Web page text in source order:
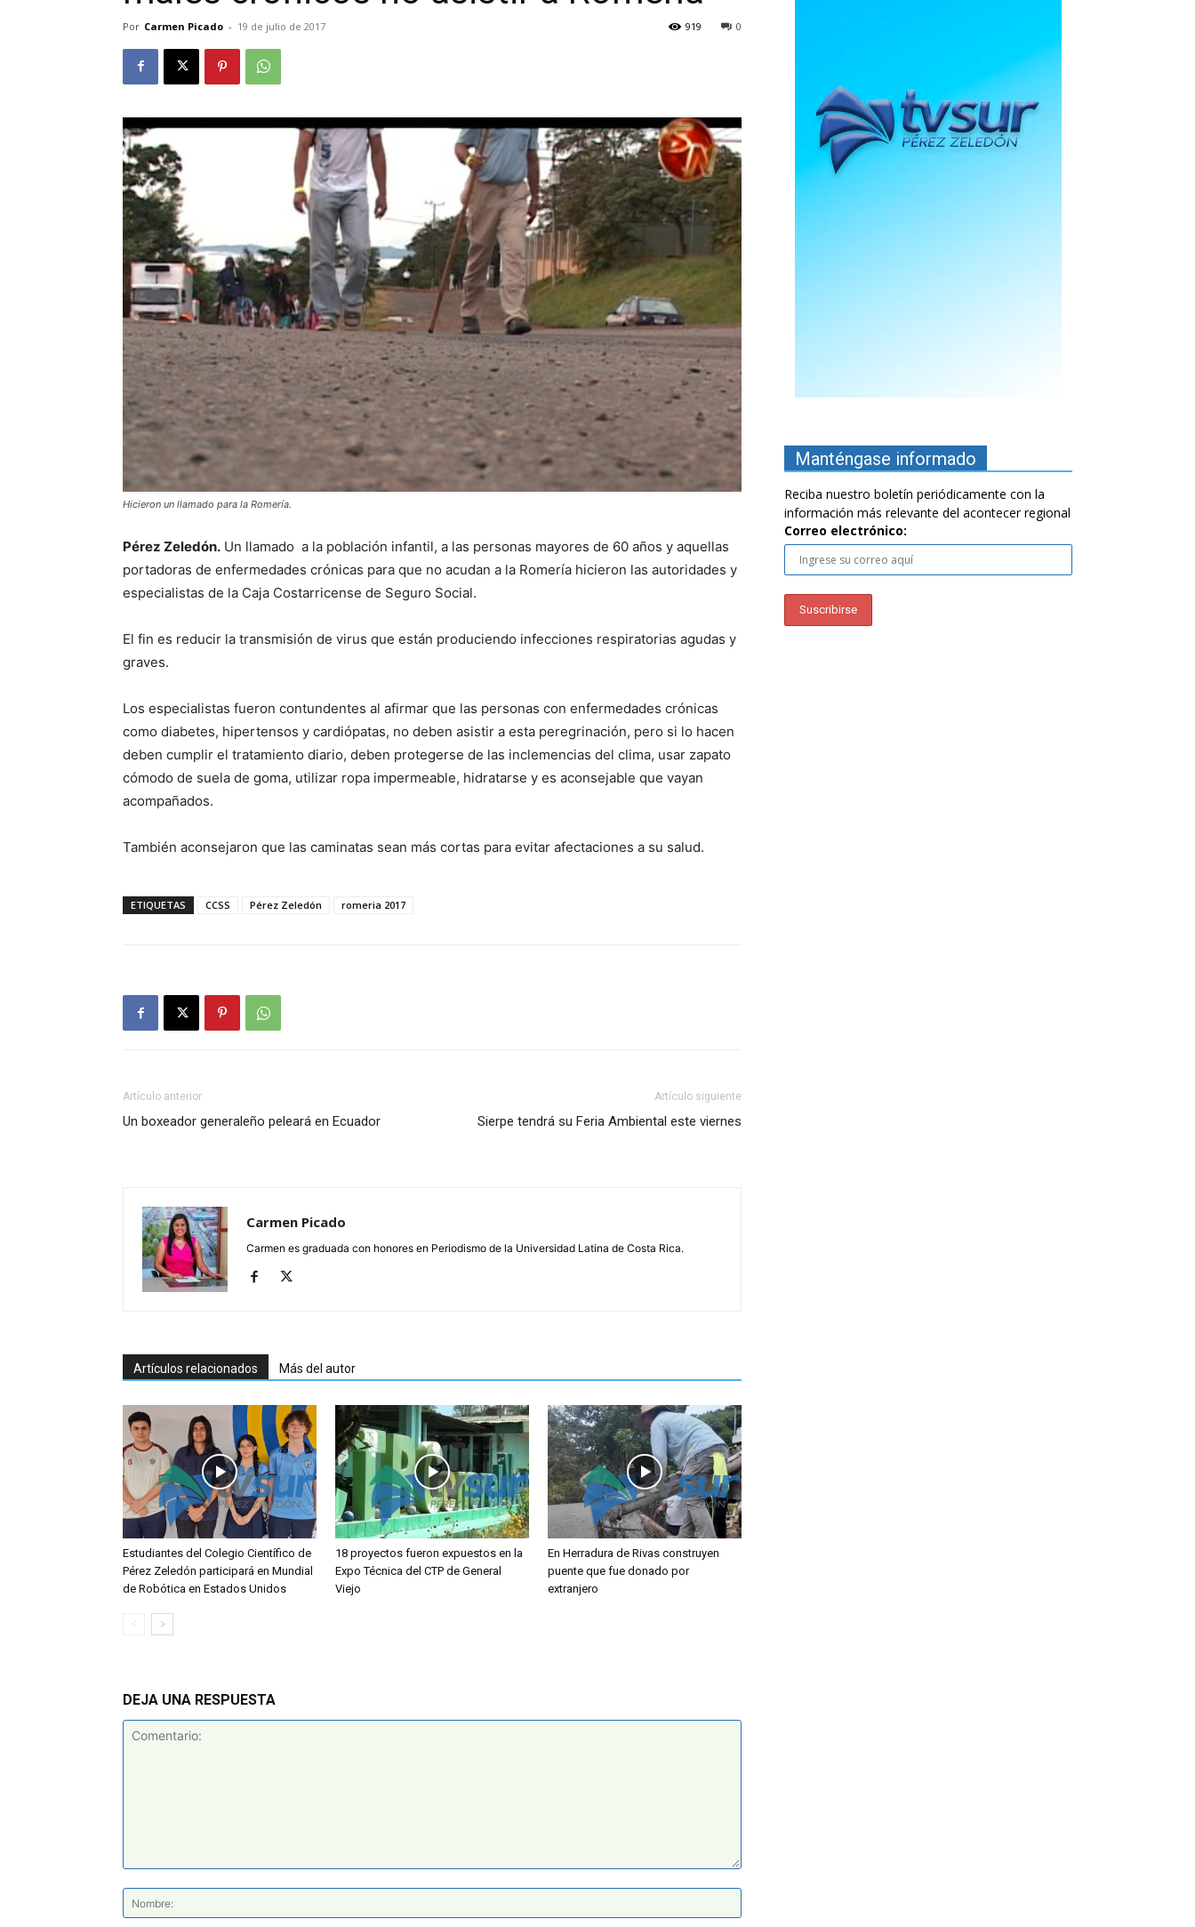
Por Carmen Picado - 19 de julio de 2017 0
919
Hicieron un llamado para la Romería.
Pérez Zeledón. Un llamado a la población infantil, a las personas mayores de 60 años y aquellas
portadoras de enfermedades crónicas para que no acudan a la Romería hicieron las autoridades y
especialistas de la Caja Costarricense de Seguro Social.
El fin es reducir la transmisión de virus que están produciendo infecciones respiratorias agudas y
graves.
Los especialistas fueron contundentes al afirmar que las personas con enfermedades crónicas
como diabetes, hipertensos y cardiópatas, no deben asistir a esta peregrinación, pero si lo hacen
deben cumplir el tratamiento diario, deben protegerse de las inclemencias del clima, usar zapato
cómodo de suela de goma, utilizar ropa impermeable, hidratarse y es aconsejable que vayan
acompañados.
También aconsejaron que las caminatas sean más cortas para evitar afectaciones a su salud.
ETIQUETAS CCSS Pérez Zeledón romeria 2017
Artículo anterior
Un boxeador generaleño peleará en Ecuador
Artículo siguiente
Sierpe tendrá su Feria Ambiental este viernes
Carmen Picado
Carmen es graduada con honores en Periodismo de la Universidad Latina de Costa Rica.
Artículos relacionados Más del autor
Estudiantes del Colegio Científico de
Pérez Zeledón participará en Mundial
de Robótica en Estados Unidos
18 proyectos fueron expuestos en la
Expo Técnica del CTP de General
Viejo
En Herradura de Rivas construyen
puente que fue donado por
extranjero
DEJA UNA RESPUESTA
Manténgase informado
Reciba nuestro boletín periódicamente con la
información más relevante del acontecer regional
Correo electrónico: